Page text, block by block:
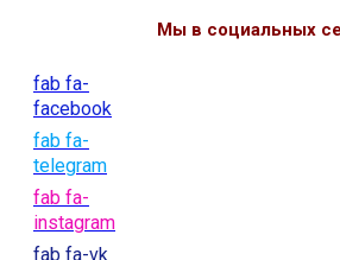
Мы в социальных
fab fa-
facebook
fab fa-
telegram
fab fa-
instagram
fab fa-vk